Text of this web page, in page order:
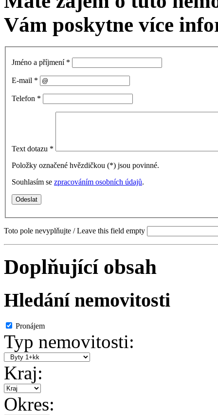
Vám poskytne více
Jméno a příjmení *
E-mail *
Telefon *
Text dotazu *
Položky označené hvězdičkou (*) jsou povinné.
Souhlasím se zpracováním osobních údajů.
Toto pole nevyplňujte / Leave this field empty
Doplňující obsah
Hledání nemovitosti
Pronájem
Typ nemovitosti:
Kraj:
Okres: